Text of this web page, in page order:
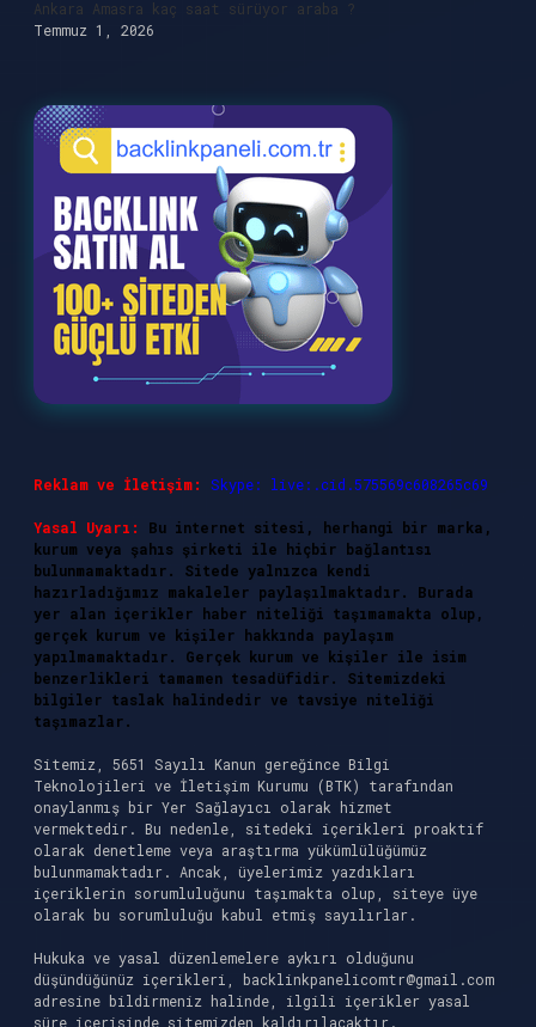
Ankara Amasra kaç saat sürüyor araba ?
Temmuz 1, 2026
Reklam ve İletişim: Skype: live:.cid.575569c608265c69
Yasal Uyarı:
Bu internet sitesi, herhangi bir marka,
kurum veya şahıs şirketi ile hiçbir bağlantısı
bulunmamaktadır. Sitede yalnızca kendi
hazırladığımız makaleler paylaşılmaktadır. Burada
yer alan içerikler haber niteliği taşımamakta olup,
gerçek kurum ve kişiler hakkında paylaşım
yapılmamaktadır. Gerçek kurum ve kişiler ile isim
benzerlikleri tamamen tesadüfidir. Sitemizdeki
bilgiler taslak halindedir ve tavsiye niteliği
taşımazlar.
Sitemiz, 5651 Sayılı Kanun gereğince Bilgi
Teknolojileri ve İletişim Kurumu (BTK) tarafından
onaylanmış bir Yer Sağlayıcı olarak hizmet
vermektedir. Bu nedenle, sitedeki içerikleri proaktif
olarak denetleme veya araştırma yükümlülüğümüz
bulunmamaktadır. Ancak, üyelerimiz yazdıkları
içeriklerin sorumluluğunu taşımakta olup, siteye üye
olarak bu sorumluluğu kabul etmiş sayılırlar.
Hukuka ve yasal düzenlemelere aykırı olduğunu
düşündüğünüz içerikleri, backlinkpanelicomtr@gmail.com
adresine bildirmeniz halinde, ilgili içerikler yasal
süre içerisinde sitemizden kaldırılacaktır.